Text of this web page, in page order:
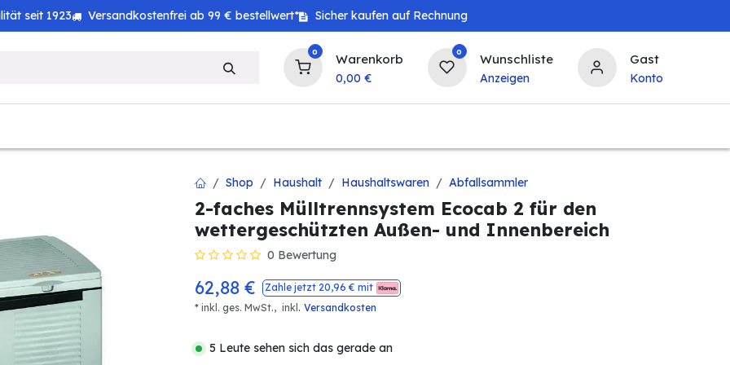
seit 1923 Versandkostenfrei ab 99 € bestellwert* Sicher kaufen auf Rechnung
0 Warenkorb
0,00 €
0 Wunschliste
Anzeigen
Gast
Konto
Shop Haushalt Haushaltswaren Abfallsammler
2-faches Mülltrennsystem Ecocab 2 für den
wettergeschützten Außen- und Innenbereich
0 Bewertung
62,88 € Zahle jetzt 20,96 € mit
* inkl. ges. MwSt., inkl . Versandkosten
5 Leute sehen sich das gerade an